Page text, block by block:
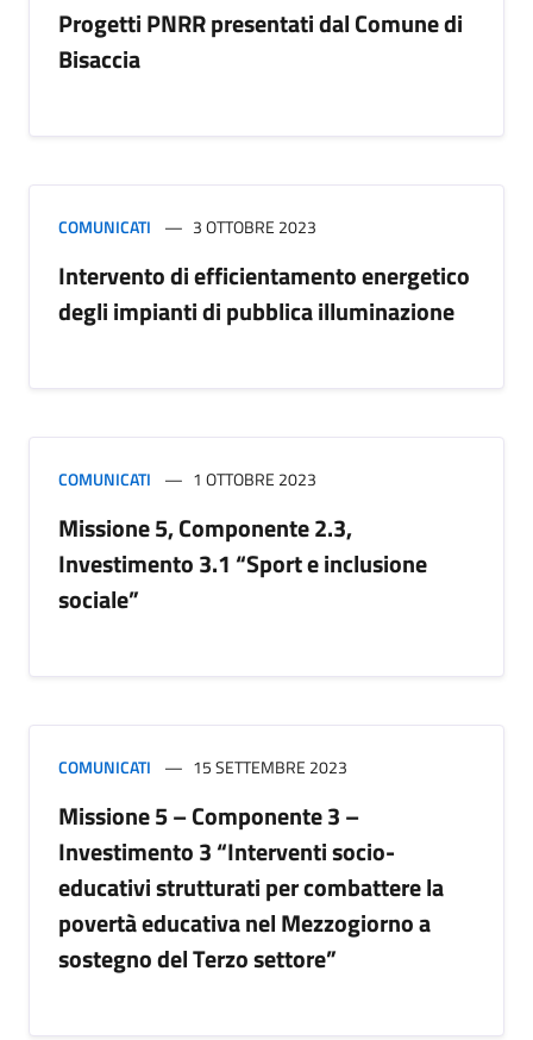
Progetti PNRR presentati dal Comune di
Bisaccia
COMUNICATI 3 OTTOBRE 2023
Intervento di efficientamento energetico
degli impianti di pubblica illuminazione
COMUNICATI 1 OTTOBRE 2023
Missione 5, Componente 2.3,
Investimento 3.1 “Sport e inclusione
sociale”
COMUNICATI 15 SETTEMBRE 2023
Missione 5 – Componente 3 –
Investimento 3 “Interventi socio-
educativi strutturati per combattere la
povertà educativa nel Mezzogiorno a
sostegno del Terzo settore”